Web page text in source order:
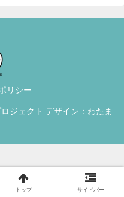
リシー
ジェクト デザイン：わたま
トップ サイドバー